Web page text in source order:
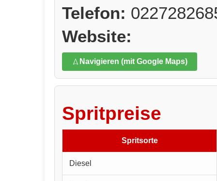
Telefon:
Website:
Navigieren (mit Google Maps)
Spritpreise
Spritsorte
Diesel